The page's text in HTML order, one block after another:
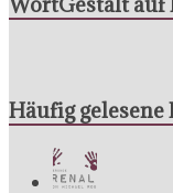
Häufig gelesene